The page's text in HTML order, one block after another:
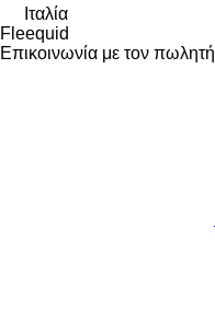
Ιταλία
Fleequid
Επικοινωνία με τον πωλητή